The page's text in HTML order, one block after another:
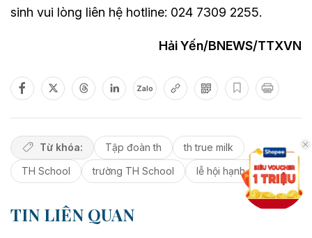
sinh vui lòng liên hệ hotline: 024 7309 2255.
Hải Yến/BNEWS/TTXVN
Zalo
Từ khóa: Tập đoàn th
th true milk
TH School
trường TH School lễ hội hạnh phúc
TIN LIÊN QUAN